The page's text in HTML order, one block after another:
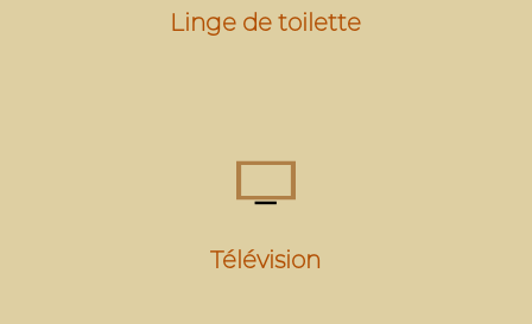
Linge de toilette
Télévision